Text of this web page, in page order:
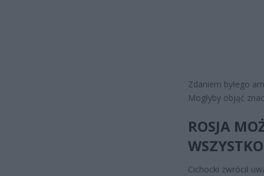
Zdaniem byłego
Mogłyby objąć
ROSJA
WSZYSTKO
Cichocki zwrócił